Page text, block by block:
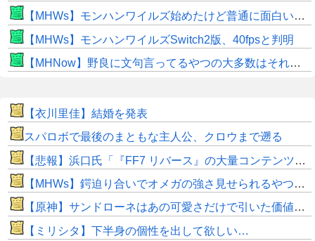
【MHWs】モンハンワイルズ始めたけど普通に面白いじゃん
【MHWs】モンハンワイルズSwitch2版、40fpsと判明
【MHNow】野良に文句言ってるやつの大多数はそれしてないだけの雑魚だから聞く耳持つだけムダよ
【衣川里佳】結婚を発表
スパロボで最後のまともな主人公、クロウまで遡る
【悲報】浜口氏「『FF7 リバース』の大量コンテンツで疲れ、離れたプレイヤーいた」
【MHWs】鍔迫り合いでオメガの強さ見せられるやつ一番すき
【原神】サンドローネはあの可愛さだけで引いた価値ある！
【ミリシタ】下半身の個性を出して欲しい…